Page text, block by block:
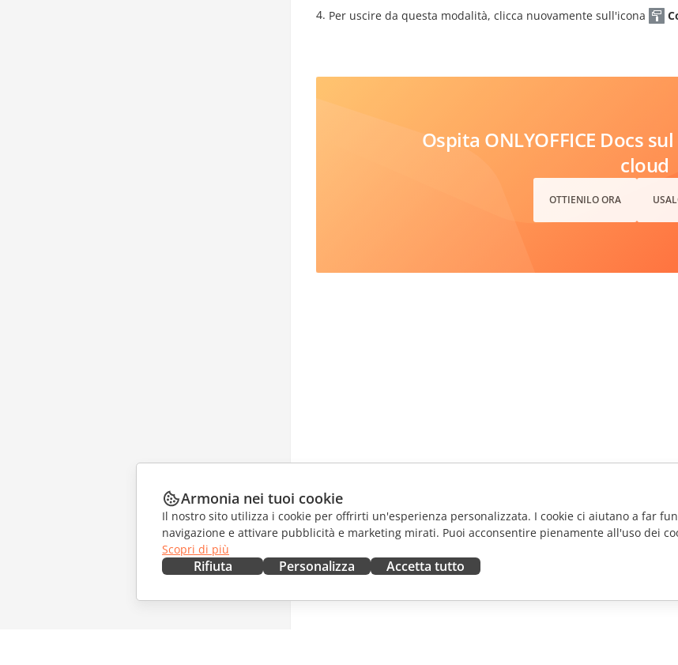
Per uscire da questa modalità, clicca nuovamente sull'icona
Ospita ONLYOFFICE Docs
cloud
OTTIENILO ORA
Armonia nei tuoi cookie
Il nostro sito utilizza i cookie per offrirti un'esperienza personalizzata. I cookie ci aiutano a far
navigazione e attivare pubblicità e marketing mirati. Puoi acconsentire pienamente all'uso dei
Scopri di più
Rifiuta Personalizza Accetta tutto